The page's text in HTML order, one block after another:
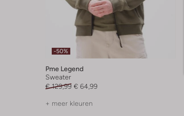
-50%
Pme Legend
Sweater
€ 129,99 € 64,99
+ meer kleuren